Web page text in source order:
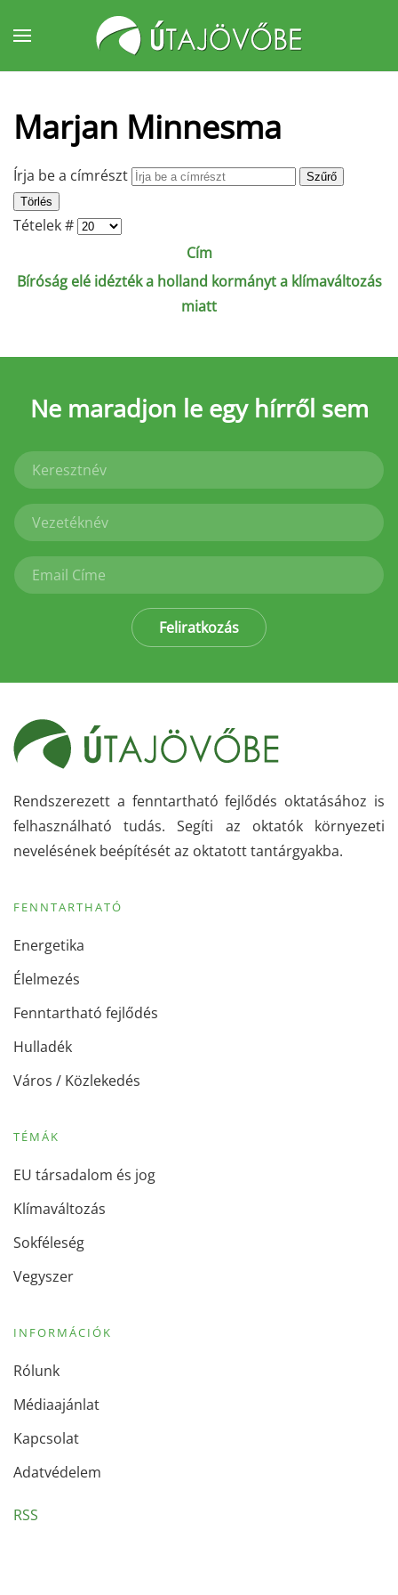
Fő tartalom átugrása
Marjan Minnesma
Írja be a címrészt
Szűrő
Törlés
Tételek #
Cím
Bíróság elé idézték a holland kormányt a klímaváltozás
miatt
Ne maradjon le egy hírről sem
Feliratkozás
Rendszerezett a fenntartható fejlődés oktatásához is
felhasználható tudás. Segíti az oktatók környezeti
nevelésének beépítését az oktatott tantárgyakba.
FENNTARTHATÓ
Energetika
Élelmezés
Fenntartható fejlődés
Hulladék
Város / Közlekedés
TÉMÁK
EU társadalom és jog
Klímaváltozás
Sokféleség
Vegyszer
INFORMÁCIÓK
Rólunk
Médiaajánlat
Kapcsolat
Adatvédelem
RSS